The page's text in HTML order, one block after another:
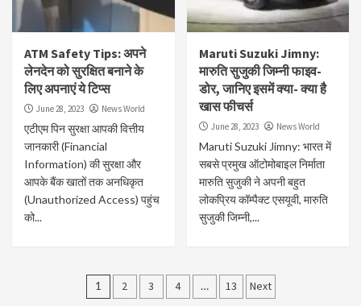
ATM Safety Tips: अपने
लेनदेन को सुरक्षित बनाने के
लिए अपनाएं ये टिप्स
June 28, 2023 News World
एटीएम पिन सुरक्षा आपकी वित्तीय
जानकारी (Financial
Information) की सुरक्षा और
आपके बैंक खातों तक अनधिकृत
(Unauthorized Access) पहुंच
को...
Maruti Suzuki Jimny:
मारुति सुजुकी जिम्नी फाइव-
डोर, जानिए इसमें क्या- क्या है
खास फीचर्स
June 28, 2023 News World
Maruti Suzuki Jimny: भारत में
सबसे प्रमुख ऑटोमोबाइल निर्माता
मारुति सुजुकी ने अपनी बहुत
लोकप्रिय कॉम्पैक्ट एसयूवी, मारुति
सुजुकी जिम्नी,...
Posts
1 2 3 4 … 13 Next